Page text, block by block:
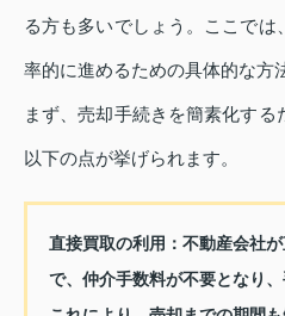
る方も多いでしょう。ここで
率的に進めるための具体的な方
まず、売却手続きを簡素化する
以下の点が挙げられます。
直接買取の利用 ：不動産会社
で、仲介手数料が不要となり、